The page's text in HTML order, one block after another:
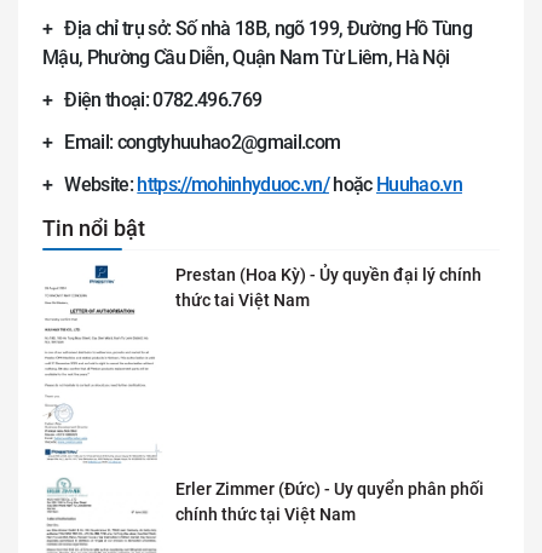
+ Địa chỉ trụ sở: Số nhà 18B, ngõ 199, Đường Hồ Tùng
Mậu, Phường Cầu Diễn, Quận Nam Từ Liêm, Hà Nội
+ Điện thoại: 0782.496.769
+ Email: congtyhuuhao2@gmail.com
+ Website: https://mohinhyduoc.vn/hoặc Huuhao.vn
Tin nổi bật
Prestan (Hoa Kỳ) - Ủy quyền đại lý chính
thức tai Việt Nam
Erler Zimmer (Đức) - Uy quyển phân phối
chính thức tại Việt Nam